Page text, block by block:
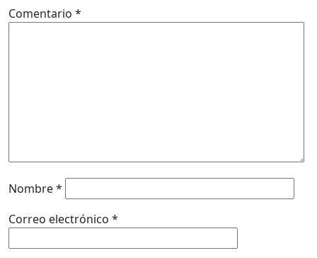
Comentario *
Nombre*
Correo electrónico *